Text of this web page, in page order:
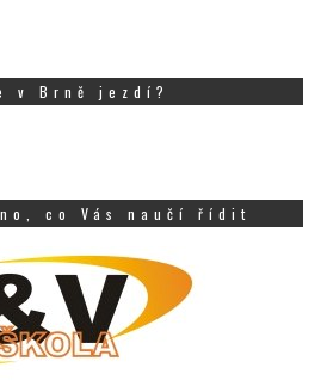
v Brně jezdí?
co Vás naučí řídit